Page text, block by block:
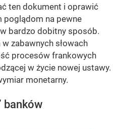
ten dokument i oprawić
poglądom na pewne
bardzo dobitny sposób.
zabawnych słowach
procesów frankowych
w życie nowej ustawy.
monetarny.
banków